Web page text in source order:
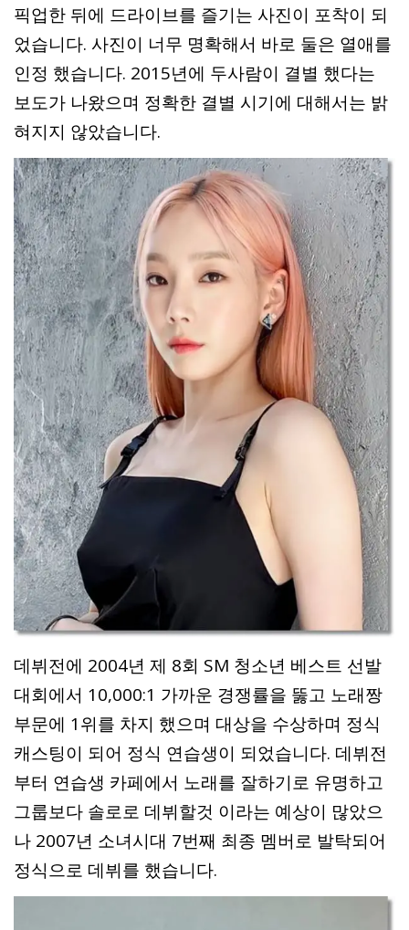
픽업한 뒤에 드라이브를 즐기는 사진이 포착이 되
었습니다. 사진이 너무 명확해서 바로 둘은 열애를
인정 했습니다. 2015년에 두사람이 결별 했다는
보도가 나왔으며 정확한 결별 시기에 대해서는 밝
혀지지 않았습니다.
데뷔전에 2004년 제 8회 SM 청소년 베스트 선발
대회에서 10,000:1 가까운 경쟁률을 뚫고 노래짱
부문에 1위를 차지 했으며 대상을 수상하며 정식
캐스팅이 되어 정식 연습생이 되었습니다. 데뷔전
부터 연습생 카페에서 노래를 잘하기로 유명하고
그룹보다 솔로로 데뷔할것 이라는 예상이 많았으
나 2007년 소녀시대 7번째 최종 멤버로 발탁되어
정식으로 데뷔를 했습니다.